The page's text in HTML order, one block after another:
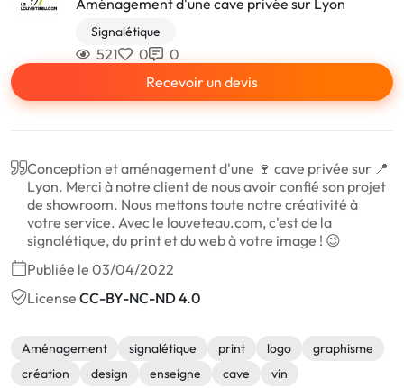
Aménagement d'une cave privée sur Lyon
Signalétique
521 0
0
Recevoir un devis
Conception et aménagement d'une 🍷 cave privée sur 📍
Lyon. Merci à notre client de nous avoir confié son projet
de showroom. Nous mettons toute notre créativité à
votre service. Avec le louveteau.com, c'est de la
signalétique, du print et du web à votre image ! 😉
Publiée le 03/04/2022
License CC-BY-NC-ND 4.0
Aménagement signalétique print logo
graphisme
création
design enseigne cave vin